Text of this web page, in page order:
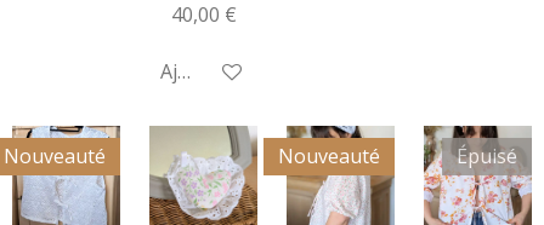
40,00 €
Ajouter au panier
Nouveauté Nouveauté Épuisé